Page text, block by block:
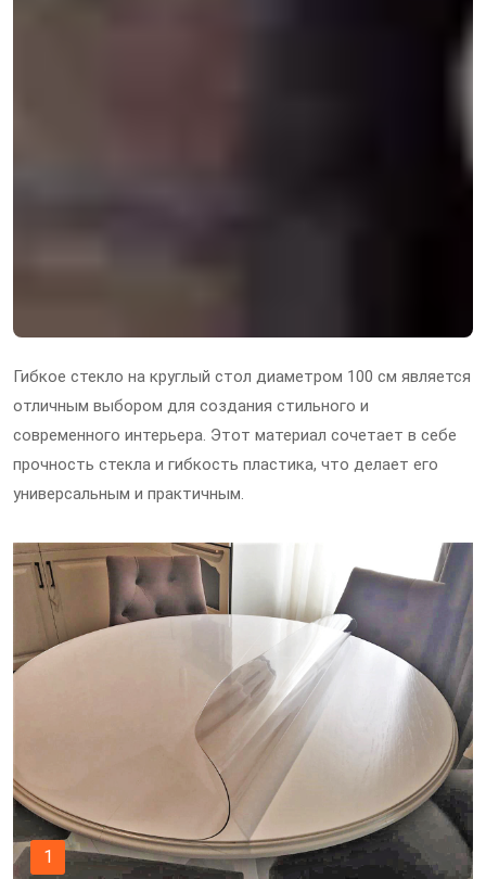
Гибкое стекло на круглый стол диаметром 100 см является
отличным выбором для создания стильного и
современного интерьера. Этот материал сочетает в себе
прочность стекла и гибкость пластика, что делает его
универсальным и практичным.
1